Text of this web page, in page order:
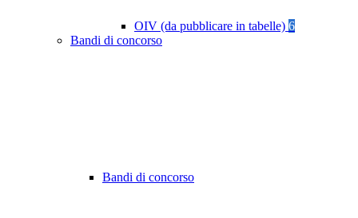
OIV (da pubblicare in tabelle) 6
Bandi di concorso
Bandi di concorso